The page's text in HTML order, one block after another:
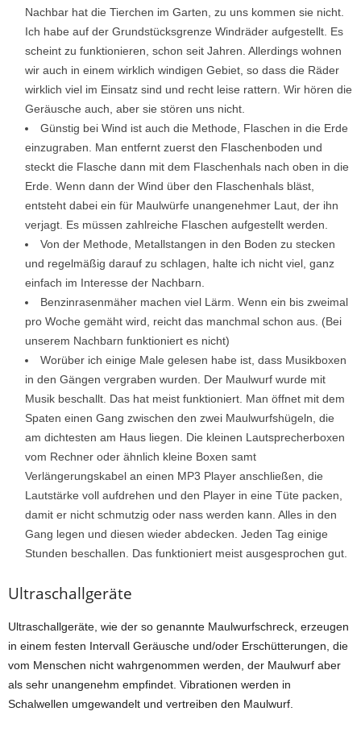
Nachbar hat die Tierchen im Garten, zu uns kommen sie nicht.
Ich habe auf der Grundstücksgrenze Windräder aufgestellt. Es
scheint zu funktionieren, schon seit Jahren. Allerdings wohnen
wir auch in einem wirklich windigen Gebiet, so dass die Räder
wirklich viel im Einsatz sind und recht leise rattern. Wir hören die
Geräusche auch, aber sie stören uns nicht.
Günstig bei Wind ist auch die Methode, Flaschen in die Erde
einzugraben. Man entfernt zuerst den Flaschenboden und
steckt die Flasche dann mit dem Flaschenhals nach oben in die
Erde. Wenn dann der Wind über den Flaschenhals bläst,
entsteht dabei ein für Maulwürfe unangenehmer Laut, der ihn
verjagt. Es müssen zahlreiche Flaschen aufgestellt werden.
Von der Methode, Metallstangen in den Boden zu stecken
und regelmäßig darauf zu schlagen, halte ich nicht viel, ganz
einfach im Interesse der Nachbarn.
Benzinrasenmäher machen viel Lärm. Wenn ein bis zweimal
pro Woche gemäht wird, reicht das manchmal schon aus. (Bei
unserem Nachbarn funktioniert es nicht)
Worüber ich einige Male gelesen habe ist, dass Musikboxen
in den Gängen vergraben wurden. Der Maulwurf wurde mit
Musik beschallt. Das hat meist funktioniert. Man öffnet mit dem
Spaten einen Gang zwischen den zwei Maulwurfshügeln, die
am dichtesten am Haus liegen. Die kleinen Lautsprecherboxen
vom Rechner oder ähnlich kleine Boxen samt
Verlängerungskabel an einen MP3 Player anschließen, die
Lautstärke voll aufdrehen und den Player in eine Tüte packen,
damit er nicht schmutzig oder nass werden kann. Alles in den
Gang legen und diesen wieder abdecken. Jeden Tag einige
Stunden beschallen. Das funktioniert meist ausgesprochen gut.
Ultraschallgeräte
Ultraschallgeräte, wie der so genannte Maulwurfschreck, erzeugen
in einem festen Intervall Geräusche und/oder Erschütterungen, die
vom Menschen nicht wahrgenommen werden, der Maulwurf aber
als sehr unangenehm empfindet. Vibrationen werden in
Schalwellen umgewandelt und vertreiben den Maulwurf.